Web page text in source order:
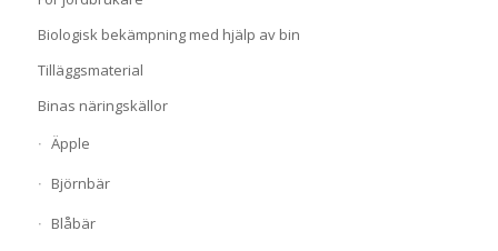
Biologisk bekämpning med hjälp av bin
Tilläggsmaterial
Binas näringskällor
Äpple
Björnbär
Blåbär